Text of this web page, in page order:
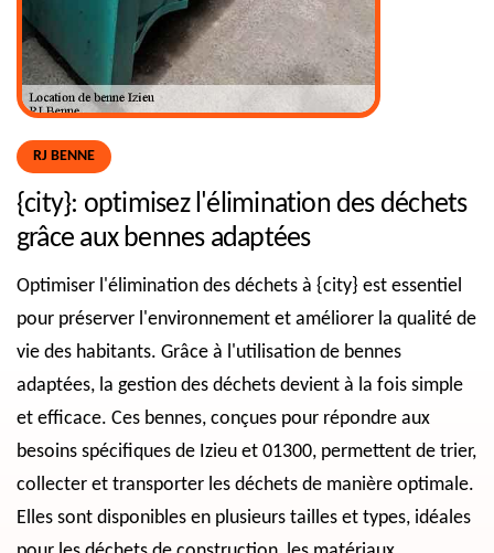
RJ BENNE
{city}: optimisez l'élimination des déchets
grâce aux bennes adaptées
Optimiser l'élimination des déchets à {city} est essentiel
pour préserver l'environnement et améliorer la qualité de
vie des habitants. Grâce à l'utilisation de bennes
adaptées, la gestion des déchets devient à la fois simple
et efficace. Ces bennes, conçues pour répondre aux
besoins spécifiques de Izieu et 01300, permettent de trier,
collecter et transporter les déchets de manière optimale.
Elles sont disponibles en plusieurs tailles et types, idéales